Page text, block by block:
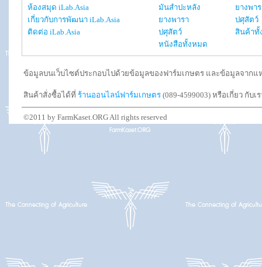
ห้องสมุด iLab.Asia
เกี่ยวกับการพัฒนา iLab.Asia
ติดต่อ iLab.Asia
มันสำปะหลัง
ยางพารา
ปศุสัตว์
หนังสือทั้งหมด
ยางพา
ปศุสัตว์
สินค้าทั้
ข้อมูลบนเว็บไซต์ประกอบไปด้วยข้อมูลของฟาร์มเกษตร และข้อมูลจาก
สินค้าสั่งซื้อได้ที่ ร้านออนไลน์ฟาร์มเกษตร (089-4599003) หรือเกี่ยว กับเ
©2011 by FarmKaset.ORG All rights reserved